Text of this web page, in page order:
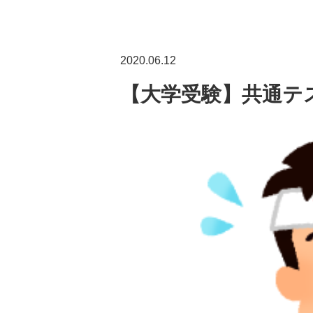
2020.06.12
【大学受験】共通テ